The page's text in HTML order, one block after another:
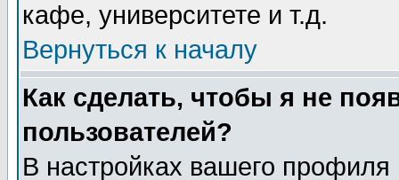
кафе, университете и т.д.
Вернуться к началу
Как сделать, чтобы я не
пользователей?
В настройках вашего